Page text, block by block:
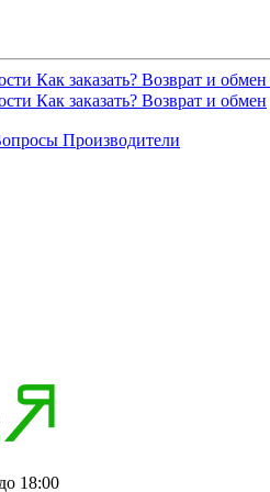
Как заказать? Возврат и обмен
Как заказать? Возврат и обмен
Производители
18:00